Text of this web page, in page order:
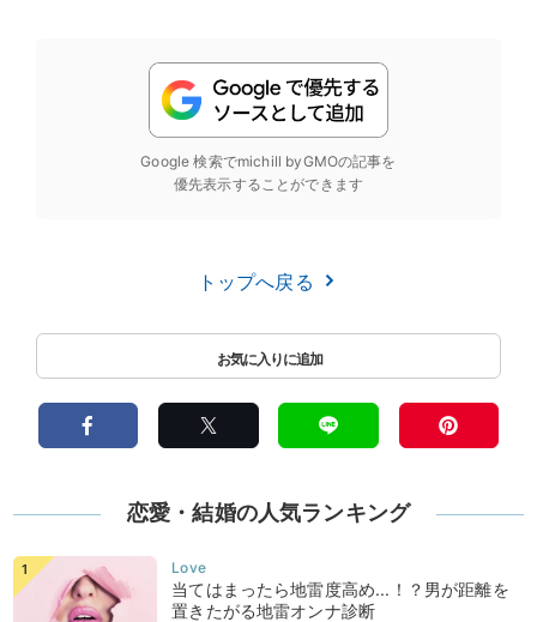
Google 検索でmichill byGMOの記事を
優先表示することができます
トップへ戻る
恋愛・結婚の人気ランキング
当てはまったら地雷度高め...！？男が距離を
置きたがる地雷オンナ診断